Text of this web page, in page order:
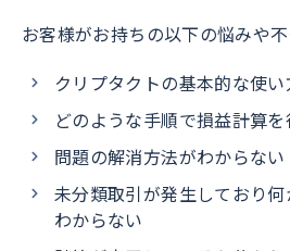
お客様がお持ちの以下の悩みや
クリプタクトの基本的な使
どのような手順で損益計算
問題の解消方法がわからない
未分類取引が発生しており
わからない